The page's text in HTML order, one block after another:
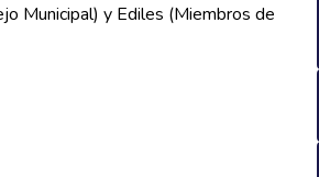
Municipal) y Ediles (Miembros de